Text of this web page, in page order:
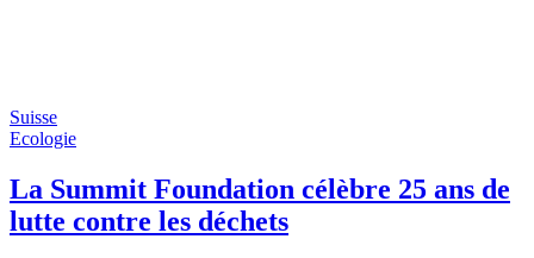
Suisse
Ecologie
La Summit Foundation célèbre 25 ans de
lutte contre les déchets